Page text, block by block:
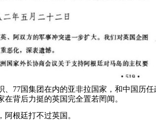
77国集团在内的亚非拉国家，和中国历任
背后力挺的英国完全置若罔闻。
根廷打不过英国。